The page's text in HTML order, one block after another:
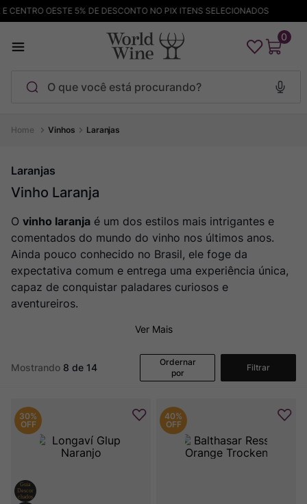
OESTE 5% DE DESCONTO NO PIX ITENS SELECIONADOS
0
Vinhos Laranjas
Laranjas
Vinho Laranja
O vinho laranja é um dos estilos mais intrigantes e
comentados do mundo do vinho nos últimos anos.
Ainda pouco conhecido no Brasil, ele foge da
expectativa comum e entrega uma experiência única,
capaz de conquistar paladares curiosos e
aventureiros.
Ver Mais
Mostrando 8 de 14
Ordernar
por
Filtrar
30%
OFF
40%
OFF
Termos mais buscados
Pinot Noir
Bodega Garzon
4º Garzon
Chablis
6º Barolo
7º Pacalet
Champagne